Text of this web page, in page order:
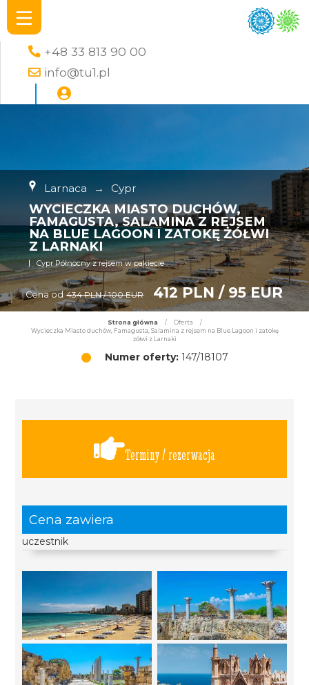
+48 33 813 90 00
info@tu1.pl
Larnaca → Cypr
WYCIECZKA MIASTO DUCHÓW,
FAMAGUSTA, SALAMINA Z REJSEM
NA BLUE LAGOON I ZATOKĘ ŻÓŁWI
Z LARNAKI
Cypr Północny z rejsem w pakiecie
Cena od 434 PLN / 100 EUR 412 PLN / 95 EUR
Strona główna / Oferta
/
Wycieczka Miasto duchów, Famagusta, Salamina z rejsem na Blue Lagoon i zatokę
żółwi z Larnaki
Numer oferty:147/18107
Terminy / rezerwacja
Cena zawiera
uczestnik